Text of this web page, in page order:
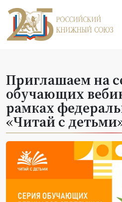
Приглашаем на
обучающих
рамках
«Читай с